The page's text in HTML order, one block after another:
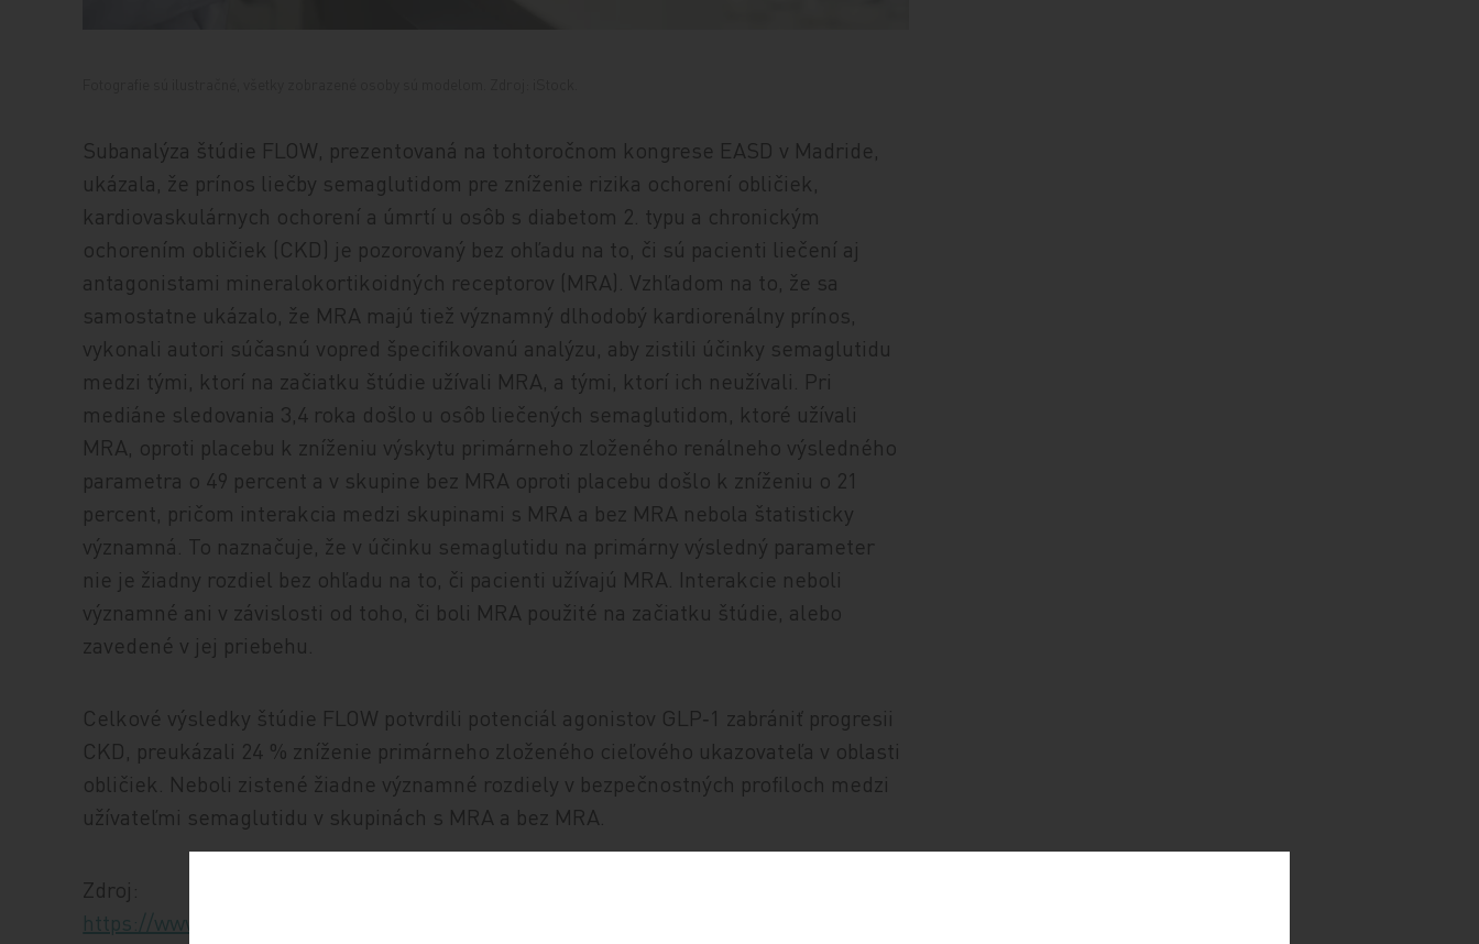
Subanalýza štúdie FLOW, prezentovaná na tohtoročnom kongrese EASD v Madride,
ukázala, že prínos liečby semaglutidom pre zníženie rizika ochorení obličiek,
kardiovaskulárnych ochorení a úmrtí u osôb s diabetom 2. typu a chronickým
ochorením obličiek (CKD) je pozorovaný bez ohľadu na to, či sú pacienti liečení aj
antagonistami mineralokortikoidných receptorov (MRA). Vzhľadom na to, že sa
samostatne ukázalo, že MRA majú tiež významný dlhodobý kardiorenálny prínos,
vykonali autori súčasnú vopred špecifikovanú analýzu, aby zistili účinky semaglutidu
medzi tými, ktorí na začiatku štúdie užívali MRA, a tými, ktorí ich neužívali. Pri
mediáne sledovania 3,4 roka došlo u osôb liečených semaglutidom, ktoré užívali
MRA, oproti placebu k zníženiu výskytu primárneho zloženého renálneho výsledného
parametra o 49 percent a v skupine bez MRA oproti placebu došlo k zníženiu o 21
percent, pričom interakcia medzi skupinami s MRA a bez MRA nebola štatisticky
významná. To naznačuje, že v účinku semaglutidu na primárny výsledný parameter
nie je žiadny rozdiel bez ohľadu na to, či pacienti užívajú MRA. Interakcie neboli
významné ani v závislosti od toho, či boli MRA použité na začiatku štúdie, alebo
zavedené v jej priebehu.
Celkové výsledky štúdie FLOW potvrdili potenciál agonistov GLP‑1 zabrániť progresii
CKD, preukázali 24 % zníženie primárneho zloženého cieľového ukazovateľa v oblasti
obličiek. Neboli zistené žiadne významné rozdiely v bezpečnostných profiloch medzi
užívateľmi semaglutidu v skupinách s MRA a bez MRA.
Zdroj:
https://www.medscape.com/viewarticle/combining‑semaglutide‑and‑mineralocorticoids‑may‑improve‑ckd‑2024a1000h1j